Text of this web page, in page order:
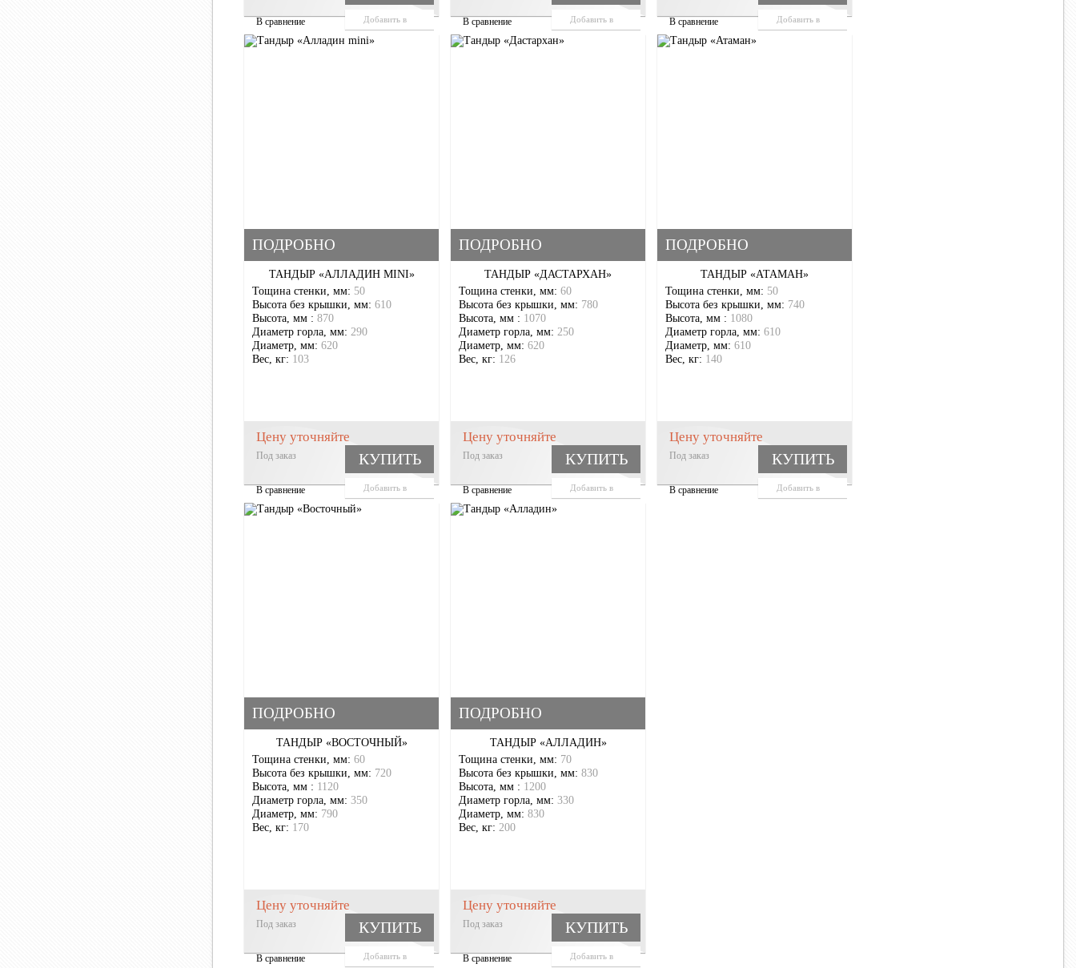
В сравнение Добавить в
корзину
В сравнение Добавить в В сравнение Добавить в
ПОДРОБНО
ТАНДЫР «АЛЛАДИН MINI»
Тощина стенки, мм: 50
Высота без крышки, мм: 610
Высота, мм : 870
Диаметр горла, мм: 290
Диаметр, мм: 620
Вес, кг: 103
Цену уточняйте
Под заказ КУПИТЬ
В сравнение Добавить в
ПОДРОБНО
ТАНДЫР «ДАСТАРХАН»
Тощина стенки, мм: 60
Высота без крышки, мм: 780
Высота, мм : 1070
Диаметр горла, мм: 250
Диаметр, мм: 620
Вес, кг: 126
Цену уточняйте
Под заказ КУПИТЬ
В сравнение Добавить в
ПОДРОБНО
ТАНДЫР «АТАМАН»
Тощина стенки, мм: 50
Высота без крышки, мм: 740
Высота, мм : 1080
Диаметр горла, мм: 610
Диаметр, мм: 610
Вес, кг: 140
Цену уточняйте
Под заказ КУПИТЬ
В сравнение Добавить в
ПОДРОБНО
ТАНДЫР «ВОСТОЧНЫЙ»
Тощина стенки, мм: 60
Высота без крышки, мм: 720
Высота, мм : 1120
Диаметр горла, мм: 350
Диаметр, мм: 790
Вес, кг: 170
Цену уточняйте
Под заказ КУПИТЬ
В сравнение Добавить в
ПОДРОБНО
ТАНДЫР «АЛЛАДИН»
Тощина стенки, мм: 70
Высота без крышки, мм: 830
Высота, мм : 1200
Диаметр горла, мм: 330
Диаметр, мм: 830
Вес, кг: 200
Цену уточняйте
Под заказ КУПИТЬ
В сравнение Добавить в